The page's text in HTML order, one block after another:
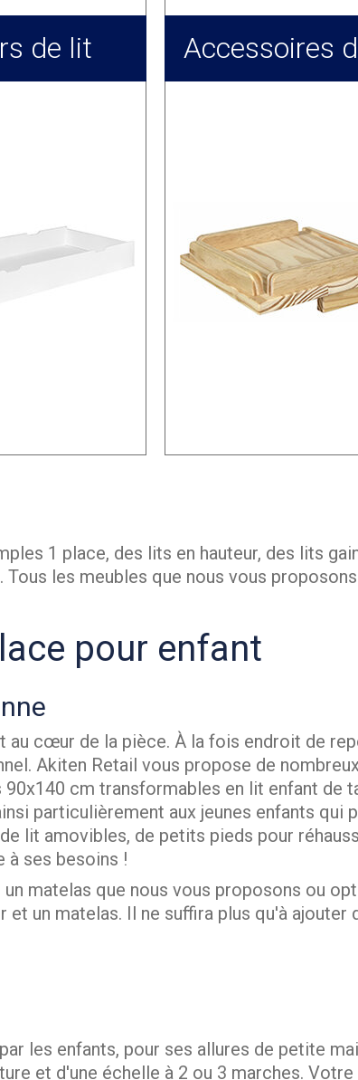
de lit Accessoires
1 place, des lits en hauteur, des lits
les meubles que nous vous
pour enfant
au cœur de la pièce. À la fois endroit de
Akiten Retail vous propose de
cm transformables en lit enfant de
particulièrement aux jeunes enfants qui
lit amovibles, de petits pieds pour
à ses besoins !
matelas que nous vous proposons ou
un matelas. Il ne suffira plus qu'à
les enfants, pour ses allures de petite
et d'une échelle à 2 ou 3 marches.